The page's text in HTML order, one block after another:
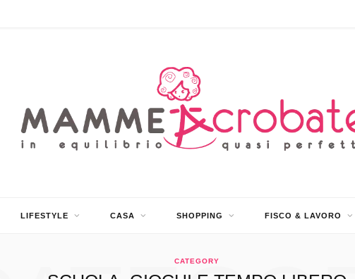
LIFESTYLE CASA SHOPPING FISCO & LAVORO
CATEGORY